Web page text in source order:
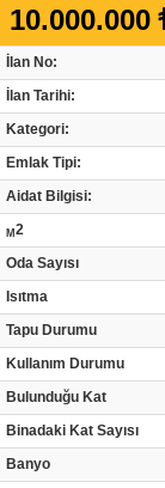
10.000.000
İlan No:
İlan Tarihi:
Kategori:
Emlak Tipi:
Aidat Bilgisi:
M 2
Oda Sayısı
Isıtma
Tapu Durumu
Kullanım Durumu
Bulunduğu Kat
Binadaki Kat Sayısı
Banyo